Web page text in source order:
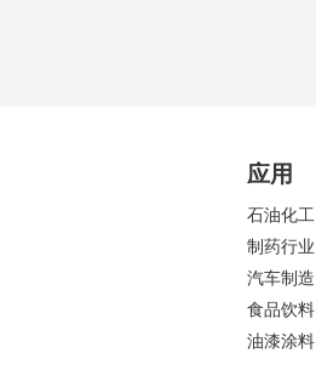
应用
石油化工
制药行业
汽车制造
食品饮料
油漆涂料